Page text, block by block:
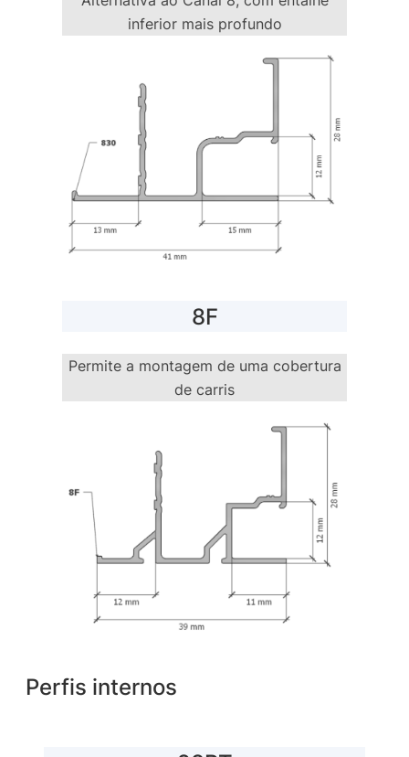
inferior mais profundo
8F
Permite a montagem de uma cobertura
de carris
Perfis internos